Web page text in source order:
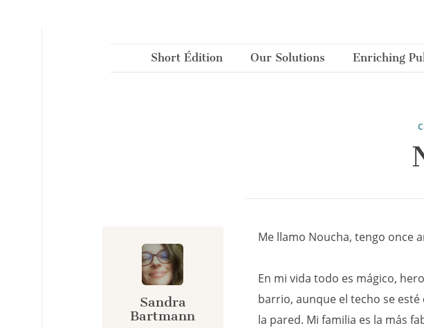
Short Édition Our Solutions Enriching
Sandra
Bartmann
Me llamo Noucha, tengo once
En mi vida todo es mágico,
barrio, aunque el techo se
la pared. Mi familia es la más